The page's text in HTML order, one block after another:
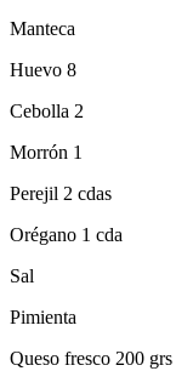
Manteca
Huevo 8
Cebolla 2
Morrón 1
Perejil 2 cdas
Orégano 1 cda
Sal
Pimienta
Queso fresco 200 grs